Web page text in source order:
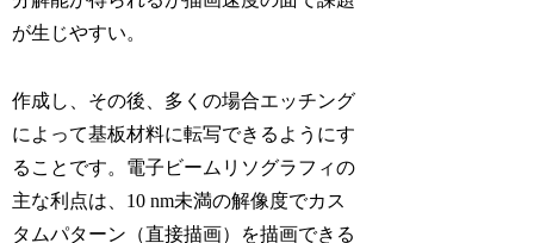
が生じやすい。
作成し、その後、多くの場合エッチング
によって基板材料に転写できるようにす
ることです。電子ビームリソグラフィの
主な利点は、10 nm未満の解像度でカス
タムパターン（直接描画）を描画できる